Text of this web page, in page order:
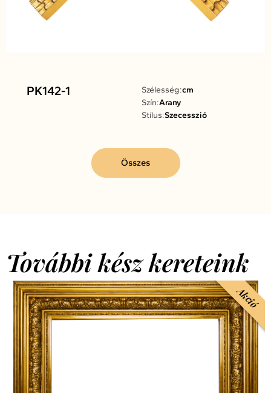
PK142-1 Szélesség:cm
Szín:Arany
Stílus:Szecesszió
Összes
További kész kereteink
Akció